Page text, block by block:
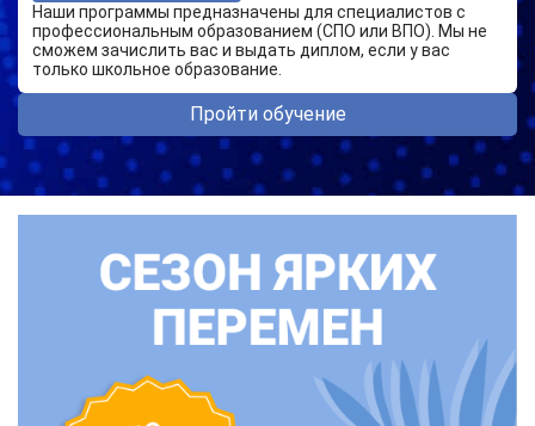
Наши программы предназначены для специалистов с
профессиональным образованием (СПО или ВПО). Мы не
сможем зачислить вас и выдать диплом, если у вас
только школьное образование.
Пройти обучение